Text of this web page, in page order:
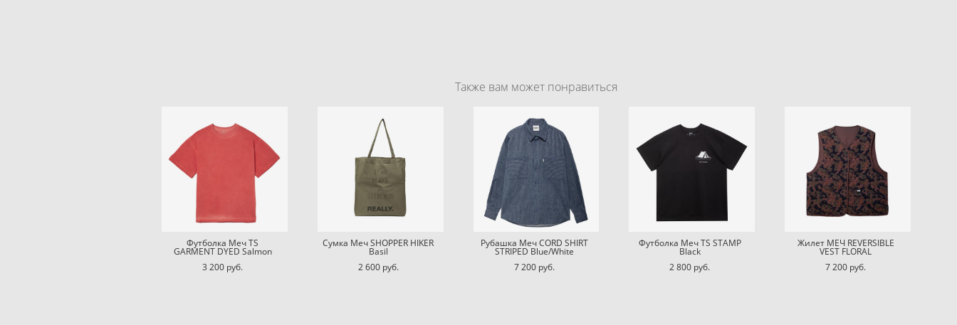
Также вам может понравиться
Футболка Меч TS
GARMENT DYED Salmon
3 200 pуб.
Сумка Меч SHOPPER HIKER
Basil
2 600 pуб.
Рубашка Меч CORD SHIRT
STRIPED Blue/White
7 200 pуб.
Футболка Меч TS STAMP
Black
2 800 pуб.
Жилет МЕЧ REVERSIBLE
VEST FLORAL
7 200 pуб.